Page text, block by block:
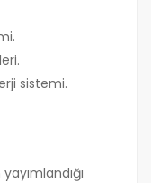
sistemi.